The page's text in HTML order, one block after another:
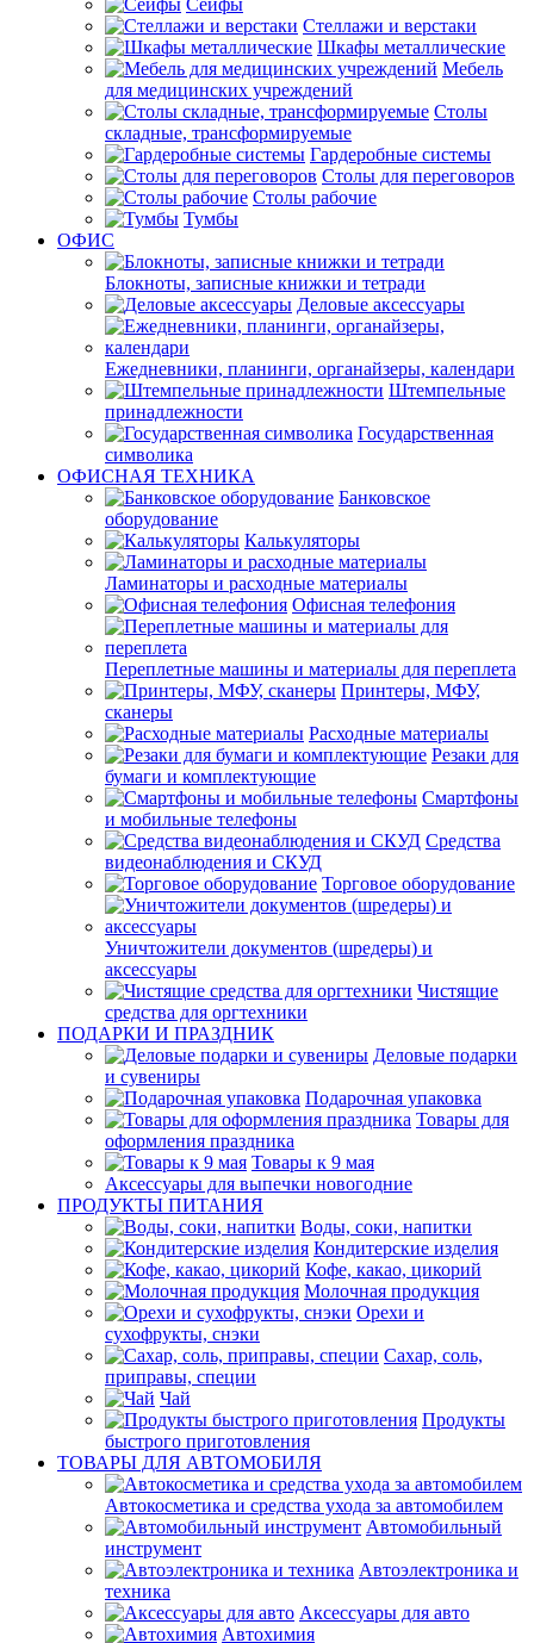
Сейфы
Стеллажи и верстаки
Шкафы металлические
Мебель
для медицинских учреждений
Столы
складные, трансформируемые
Гардеробные системы
Столы для переговоров
Столы рабочие
Тумбы
ОФИС
Блокноты, записные книжки и тетради
Деловые аксессуары
Ежедневники, планинги, органайзеры, календари
Штемпельные
принадлежности
Государственная
символика
ОФИСНАЯ ТЕХНИКА
Банковское
оборудование
Калькуляторы
Ламинаторы и расходные материалы
Офисная телефония
Переплетные машины и материалы для переплета
Принтеры, МФУ,
сканеры
Расходные материалы
Резаки для
бумаги и комплектующие
Смартфоны
и мобильные телефоны
Средства
видеонаблюдения и СКУД
Торговое оборудование
Уничтожители документов (шредеры) и
аксессуары
Чистящие
средства для оргтехники
ПОДАРКИ И ПРАЗДНИК
Деловые подарки
и сувениры
Подарочная упаковка
Товары для
оформления праздника
Товары к 9 мая
Аксессуары для выпечки новогодние
ПРОДУКТЫ ПИТАНИЯ
Воды, соки, напитки
Кондитерские изделия
Кофе, какао, цикорий
Молочная продукция
Орехи и
сухофрукты, снэки
Сахар, соль,
приправы, специи
Чай
Продукты
быстрого приготовления
ТОВАРЫ ДЛЯ АВТОМОБИЛЯ
Автокосметика и средства ухода за автомобилем
Автомобильный
инструмент
Автоэлектроника и
техника
Аксессуары для авто
Автохимия